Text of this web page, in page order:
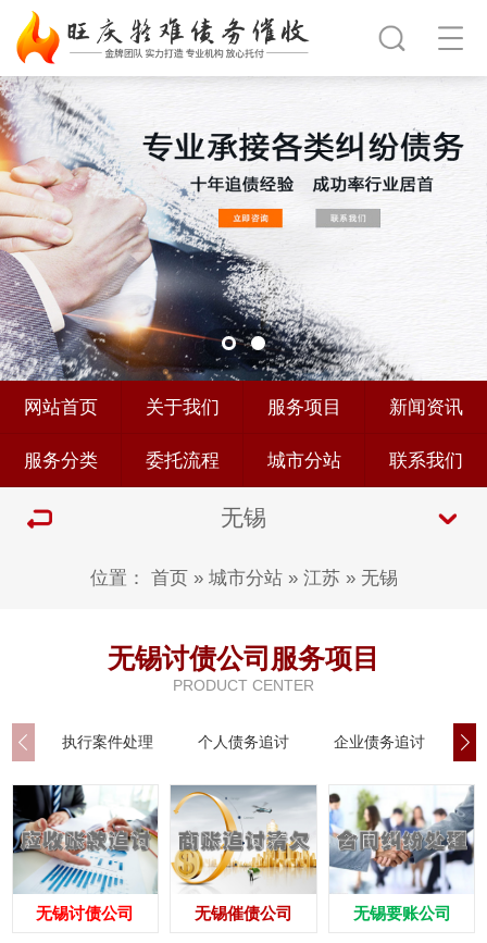
网站首页 关于我们 服务项目 新闻资讯
服务分类 委托流程 城市分站 联系我们
无锡
位置： 首页» 城市分站» 江苏» 无锡
无锡讨债公司服务项目
PRODUCT CENTER
执行案件处理 个人债务追讨 企业债务追讨
无锡讨债公司 无锡催债公司 无锡要账公司